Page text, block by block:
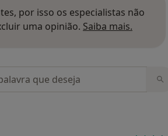
por isso os especialistas não
uma opinião. Saiba mais.
opiniões